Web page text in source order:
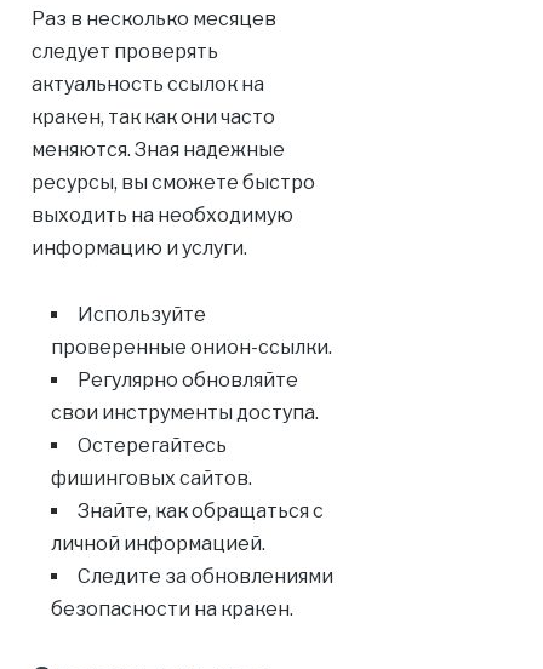
Раз в несколько месяцев
следует проверять
актуальность ссылок на
кракен, так как они часто
меняются. Зная надежные
ресурсы, вы сможете быстро
выходить на необходимую
информацию и услуги.
Используйте
проверенные онион-ссылки.
Регулярно обновляйте
свои инструменты доступа.
Остерегайтесь
фишинговых сайтов.
Знайте, как обращаться с
личной информацией.
Следите за обновлениями
безопасности на кракен.